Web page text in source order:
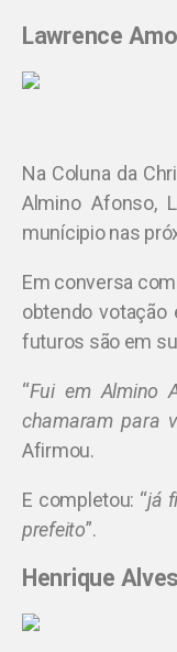
Lawrence
Na Coluna da
Almino Afonso,
munícipio nas
Em conversa
obtendo votação
futuros são em
“Fui em Almino
chamaram para
Afirmou.
E completou: “já
prefeito”.
Henrique Alves